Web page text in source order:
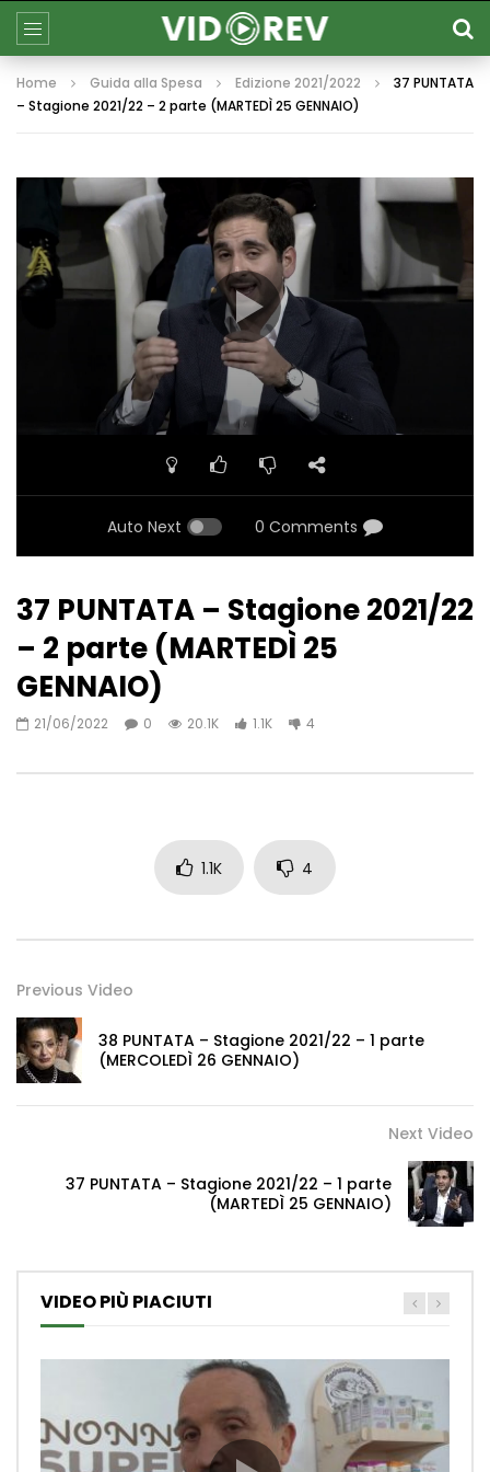
Home Guida alla Spesa Edizione 2021/2022
37 PUNTATA
– Stagione 2021/22 – 2 parte (MARTEDÌ 25 GENNAIO)
Auto Next 0 Comments
37 PUNTATA – Stagione 2021/22
– 2 parte (MARTEDÌ 25
GENNAIO)
21/06/2022 0 20.1K 1.1K 4
1.1K 4
Previous Video
38 PUNTATA – Stagione 2021/22 – 1 parte
(MERCOLEDÌ 26 GENNAIO)
Next Video
37 PUNTATA – Stagione 2021/22 – 1 parte
(MARTEDÌ 25 GENNAIO)
VIDEO PIÙ PIACIUTI